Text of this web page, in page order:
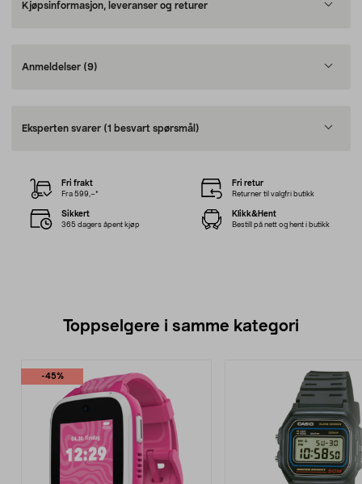
Kjøpsinformasjon, leveranser og returer
Anmeldelser (9)
Eksperten svarer (1 besvart spørsmål)
Fri frakt
Fra 599,–*
Fri retur
Returner til valgfri butikk
Sikkert
365 dagers åpent kjøp
Klikk&Hent
Bestill på nett og hent i butikk
Toppselgere i samme kategori
-45%